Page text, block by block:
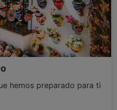
hemos preparado para ti